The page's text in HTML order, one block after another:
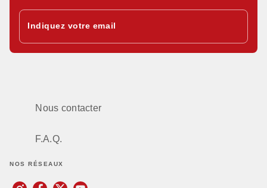
Indiquez votre email
Nous contacter
F.A.Q.
NOS RÉSEAUX